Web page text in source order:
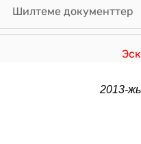
Шилтеме документтер